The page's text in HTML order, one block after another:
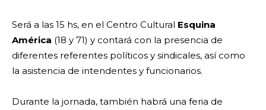
Será a las 15 hs, en el Centro Cultural Esquina
América (18 y 71) y contará con la presencia de
diferentes referentes políticos y sindicales, así como
la asistencia de intendentes y funcionarios.
Durante la jornada, también habrá una feria de